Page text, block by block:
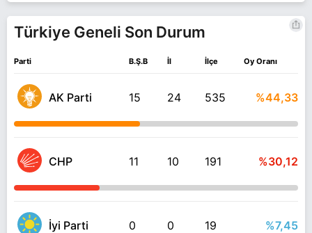
Türkiye Geneli Son Durum
Parti B.Ş.B İl İlçe Oy Oranı
AK Parti 15 24 535 %44,33
CHP 11 10 191 %30,12
İyi Parti 0 0 19 %7,45